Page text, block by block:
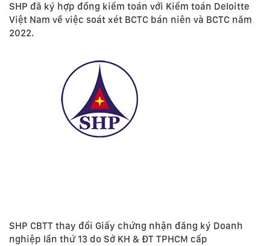
SHP đã ký hợp đồng kiểm toán với Kiểm toán Deloitte
Việt Nam về việc soát xét BCTC bán niên và BCTC năm
2022.
SHP CBTT thay đổi Giấy chứng nhận đăng ký Doanh
nghiệp lần thứ 13 do Sở KH & ĐT TPHCM cấp